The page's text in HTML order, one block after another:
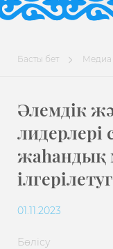
Басты бет Медиа
Әлемдік
лидерлері
жаһандық
01.11.2023
Бөлісу